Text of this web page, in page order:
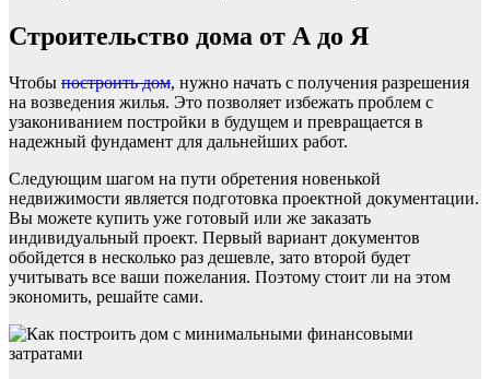
Строительство дома от А до Я
Чтобы построить дом, нужно начать с получения разрешения
на возведения жилья. Это позволяет избежать проблем с
узакониванием постройки в будущем и превращается в
надежный фундамент для дальнейших работ.
Следующим шагом на пути обретения новенькой
недвижимости является подготовка проектной документации.
Вы можете купить уже готовый или же заказать
индивидуальный проект. Первый вариант документов
обойдется в несколько раз дешевле, зато второй будет
учитывать все ваши пожелания. Поэтому стоит ли на этом
экономить, решайте сами.